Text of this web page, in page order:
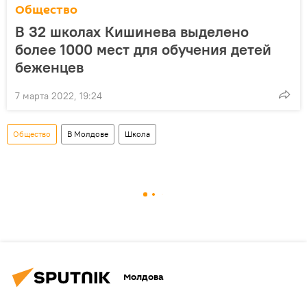
Общество
В 32 школах Кишинева выделено
более 1000 мест для обучения детей
беженцев
7 марта 2022, 19:24
Общество В Молдове Школа
Молдова